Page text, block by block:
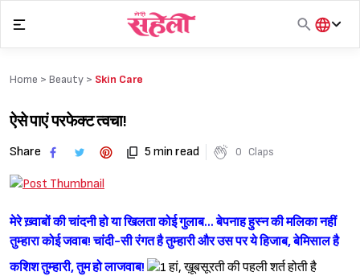
content
हिंदी
Home > Beauty > Skin Care
ऐसे पाएं परफेक्ट त्वचा!
Share 5 min read 0 Claps
मेरे ख़्वाबों की चांदनी हो या खिलता कोई गुलाब...बेपनाह हुस्न की मलिका नहीं
तुम्हारा कोई जवाब! चांदी-सी रंगत है तुम्हारी और उस पर ये हिजाब,बेमिसाल है
कशिश तुम्हारी, तुम हो लाजवाब!
हां, ख़ूबसूरती की पहली शर्त होती है